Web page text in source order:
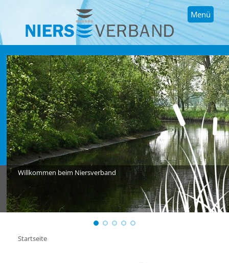
Menü
Willkommen beim Niersverband
Startseite